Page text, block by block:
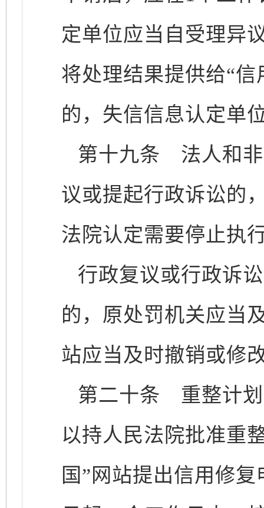
定单位应当自受理异
将处理结果提供给“
的，失信信息认定单
第十九条 法人和非
议或提起行政诉讼的
法院认定需要停止执
行政复议或行政诉
的，原处罚机关应当
站应当及时撤销或修
第二十条 重整计划
以持人民法院批准重
国”网站提出信用修